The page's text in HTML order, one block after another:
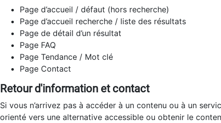
Page d’accueil / défaut (hors recherche)
Page d’accueil recherche / liste des résultats
Page de détail d’un résultat
Page FAQ
Page Tendance / Mot clé
Page Contact
Retour d'information et contact
Si vous n’arrivez pas à accéder à un contenu ou à un
orienté vers une alternative accessible ou obtenir le